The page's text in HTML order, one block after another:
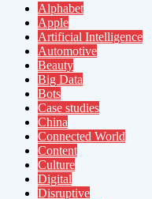
Alphabet
Apple
Artificial Intelligence
Automotive
Beauty
Big Data
Bots
Case studies
China
Connected World
Content
Culture
Digital
Disruptive